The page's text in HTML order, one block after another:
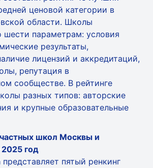
ценовой категории в
области. Школы
параметрам: условия
результаты,
лицензий и аккредитаций,
репутация в
сообществе. В рейтинге
разных типов: авторские
и крупные образовательные
школ Москвы и
год
пятый ренкинг